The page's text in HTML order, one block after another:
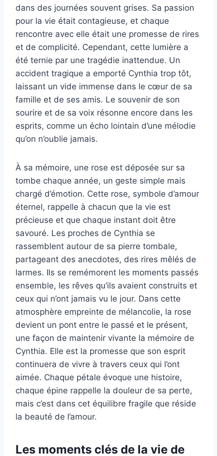
dans des journées souvent grises. Sa passion
pour la vie était contagieuse, et chaque
rencontre avec elle était une promesse de rires
et de complicité. Cependant, cette lumière a
été ternie par une tragédie inattendue. Un
accident tragique a emporté Cynthia trop tôt,
laissant un vide immense dans le cœur de sa
famille et de ses amis. Le souvenir de son
sourire et de sa voix résonne encore dans les
esprits, comme un écho lointain d’une mélodie
qu’on n’oublie jamais.
À sa mémoire, une rose est déposée sur sa
tombe chaque année, un geste simple mais
chargé d’émotion. Cette rose, symbole d’amour
éternel, rappelle à chacun que la vie est
précieuse et que chaque instant doit être
savouré. Les proches de Cynthia se
rassemblent autour de sa pierre tombale,
partageant des anecdotes, des rires mêlés de
larmes. Ils se remémorent les moments passés
ensemble, les rêves qu’ils avaient construits et
ceux qui n’ont jamais vu le jour. Dans cette
atmosphère empreinte de mélancolie, la rose
devient un pont entre le passé et le présent,
une façon de maintenir vivante la mémoire de
Cynthia. Elle est la promesse que son esprit
continuera de vivre à travers ceux qui l’ont
aimée. Chaque pétale évoque une histoire,
chaque épine rappelle la douleur de sa perte,
mais c’est dans cet équilibre fragile que réside
la beauté de l’amour.
Les moments clés de la vie de